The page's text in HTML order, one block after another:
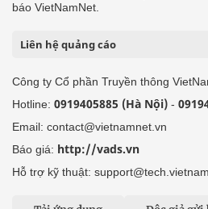
báo VietNamNet.
Liên hệ quảng cáo
Công ty Cổ phần Truyền thông
Hotline: 0919405885 (Hà Nội) -
Email: contact@vietnamnet.vn
Báo giá: http://vads.vn
Hỗ trợ kỹ thuật: